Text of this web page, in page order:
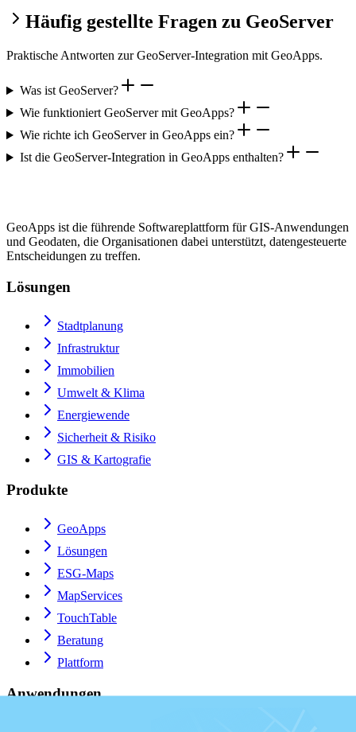
Häufig gestellte Fragen zu GeoServer
Praktische Antworten zur GeoServer-Integration mit GeoApps.
Was ist GeoServer?
Wie funktioniert GeoServer mit GeoApps?
Wie richte ich GeoServer in GeoApps ein?
Ist die GeoServer-Integration in GeoApps enthalten?
GeoApps ist die führende Softwareplattform für GIS-Anwendungen
und Geodaten, die Organisationen dabei unterstützt, datengesteuerte
Entscheidungen zu treffen.
Lösungen
Stadtplanung
Infrastruktur
Immobilien
Umwelt & Klima
Energiewende
Sicherheit & Risiko
GIS & Kartografie
Produkte
GeoApps
Lösungen
ESG-Maps
MapServices
TouchTable
Beratung
Plattform
Anwendungen